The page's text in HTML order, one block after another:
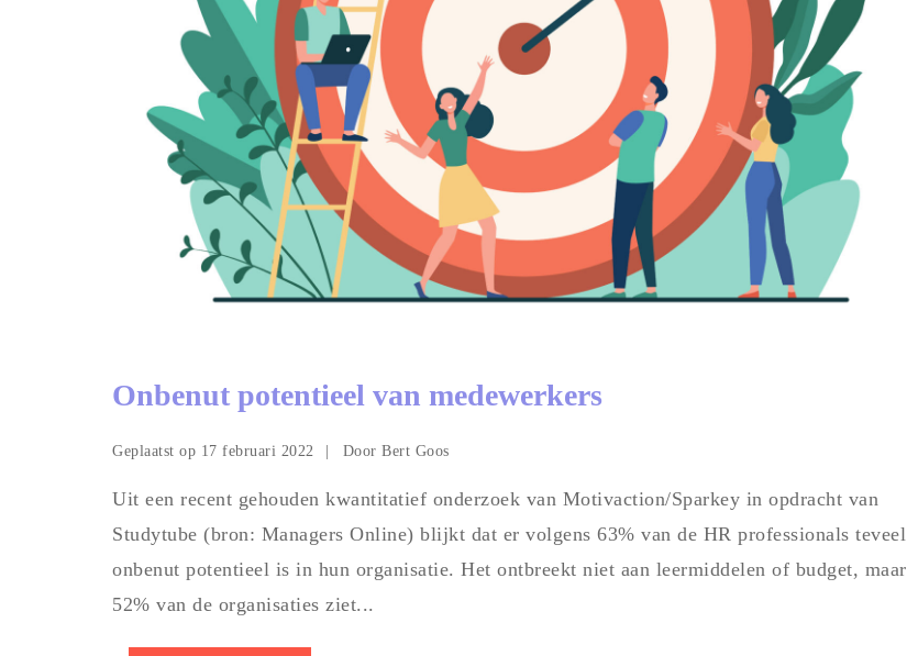
Onbenut potentieel van medewerkers
Geplaatst op 17 februari 2022 Door Bert Goos
Uit een recent gehouden kwantitatief onderzoek van Motivaction/Sparkey in opdracht van
Studytube (bron: Managers Online) blijkt dat er volgens 63% van de HR professionals teveel
onbenut potentieel is in hun organisatie. Het ontbreekt niet aan leermiddelen of budget, maar
52% van de organisaties ziet...